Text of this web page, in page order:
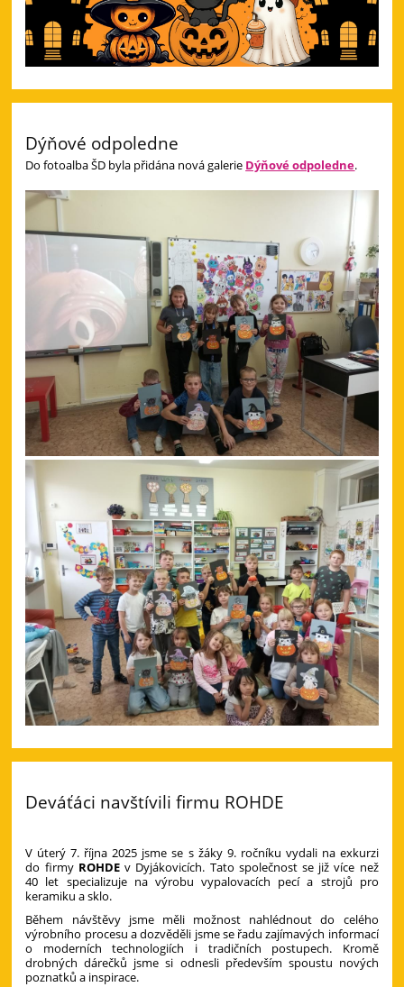
Dýňové odpoledne
Do fotoalba ŠD byla přidána nová galerie Dýňové odpoledne.
Deváťáci navštívili firmu ROHDE
V úterý 7. října 2025 jsme se s žáky 9. ročníku vydali na exkurzi
do firmy ROHDE v Dyjákovicích. Tato společnost se již více než
40 let specializuje na výrobu vypalovacích pecí a strojů pro
keramiku a sklo.
Během návštěvy jsme měli možnost nahlédnout do celého
výrobního procesu a dozvěděli jsme se řadu zajímavých informací
o moderních technologiích i tradičních postupech. Kromě
drobných dárečků jsme si odnesli především spoustu nových
poznatků a inspirace.